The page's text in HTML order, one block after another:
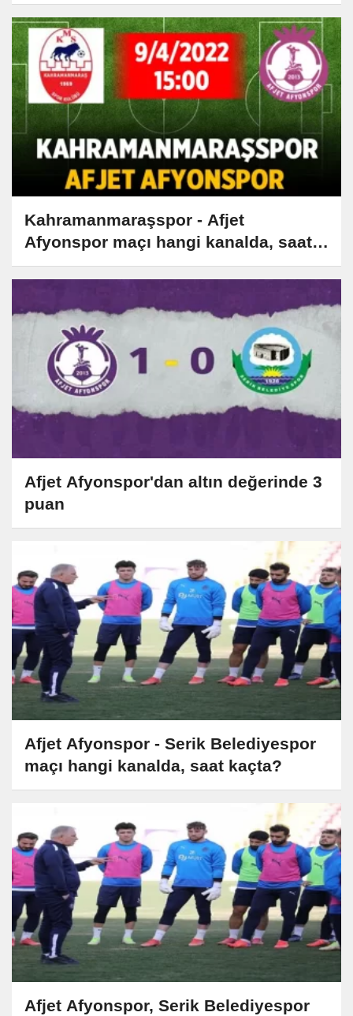
Kahramanmaraşspor - Afjet
Afyonspor maçı hangi kanalda, saat
kaçta?
Afjet Afyonspor'dan altın değerinde 3
puan
Afjet Afyonspor - Serik Belediyespor
maçı hangi kanalda, saat kaçta?
Afjet Afyonspor, Serik Belediyespor